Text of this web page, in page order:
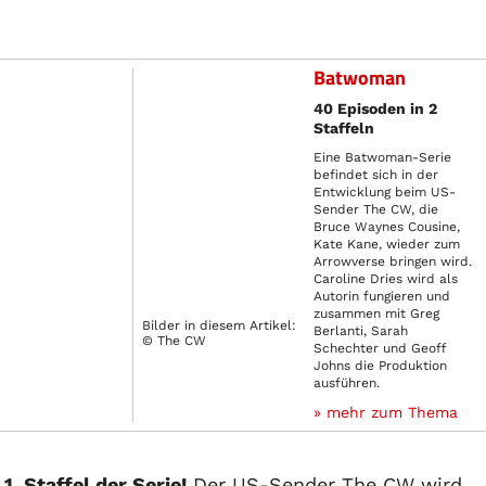
Bilder in diesem Artikel:
© The CW
Batwoman
40 Episoden in 2
Staffeln
Eine Batwoman-Serie
befindet sich in der
Entwicklung beim US-
Sender The CW, die
Bruce Waynes Cousine,
Kate Kane, wieder zum
Arrowverse bringen wird.
Caroline Dries wird als
Autorin fungieren und
zusammen mit Greg
Berlanti, Sarah
Schechter und Geoff
Johns die Produktion
ausführen.
» mehr zum Thema